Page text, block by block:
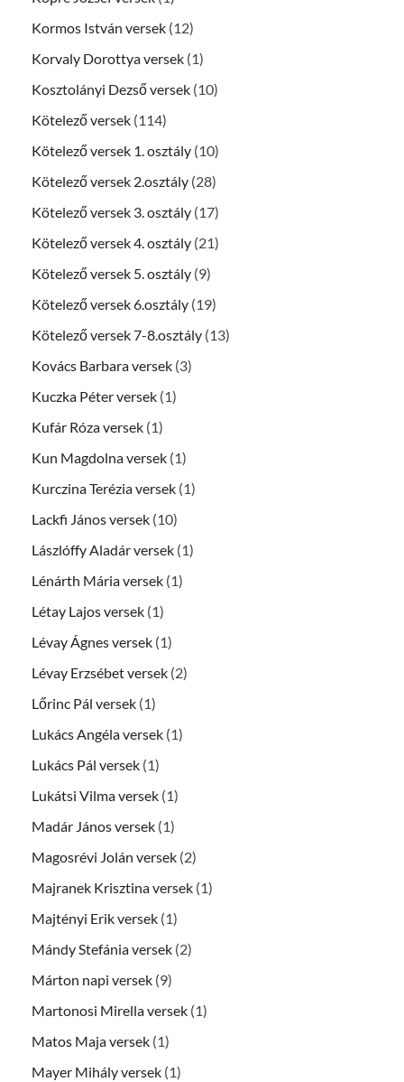
Kormos István versek (12)
Korvaly Dorottya versek (1)
Kosztolányi Dezső versek (10)
Kötelező versek (114)
Kötelező versek 1. osztály (10)
Kötelező versek 2.osztály (28)
Kötelező versek 3. osztály (17)
Kötelező versek 4. osztály (21)
Kötelező versek 5. osztály (9)
Kötelező versek 6.osztály (19)
Kötelező versek 7-8.osztály (13)
Kovács Barbara versek (3)
Kuczka Péter versek (1)
Kufár Róza versek (1)
Kun Magdolna versek (1)
Kurczina Terézia versek (1)
Lackfi János versek (10)
Lászlóffy Aladár versek (1)
Lénárth Mária versek (1)
Létay Lajos versek (1)
Lévay Ágnes versek (1)
Lévay Erzsébet versek (2)
Lőrinc Pál versek (1)
Lukács Angéla versek (1)
Lukács Pál versek (1)
Lukátsi Vilma versek (1)
Madár János versek (1)
Magosrévi Jolán versek (2)
Majranek Krisztina versek (1)
Majtényi Erik versek (1)
Mándy Stefánia versek (2)
Márton napi versek (9)
Martonosi Mirella versek (1)
Matos Maja versek (1)
Mayer Mihály versek (1)